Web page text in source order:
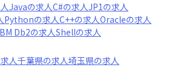
Javaの求人C#の求人JP1の求人
Pythonの求人C++の求人Oracleの求人
Db2の求人Shellの求人
人千葉県の求人埼玉県の求人